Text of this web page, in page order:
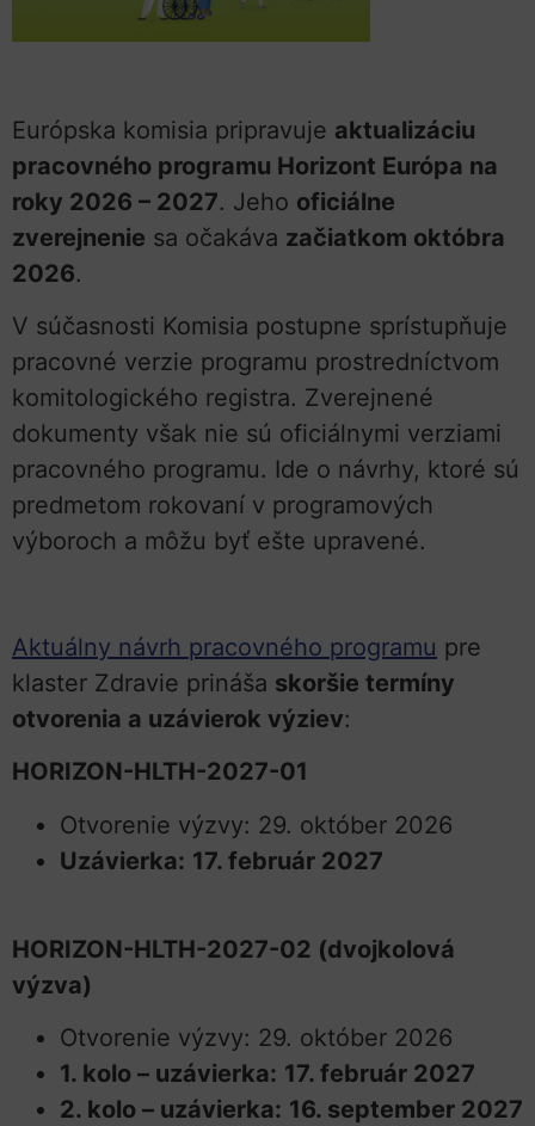
Európska komisia pripravuje aktualizáciu
pracovného programu Horizont Európa na
roky 2026 – 2027. Jeho oficiálne
zverejnenie sa očakáva začiatkom októbra
2026.
V súčasnosti Komisia postupne sprístupňuje
pracovné verzie programu prostredníctvom
komitologického registra. Zverejnené
dokumenty však nie sú oficiálnymi verziami
pracovného programu. Ide o návrhy, ktoré sú
predmetom rokovaní v programových
výboroch a môžu byť ešte upravené.
Aktuálny návrh pracovného programu pre
klaster Zdravie prináša skoršie termíny
otvorenia a uzávierok výziev:
HORIZON-HLTH-2027-01
Otvorenie výzvy: 29. október 2026
Uzávierka: 17. február 2027
HORIZON-HLTH-2027-02 (dvojkolová
výzva)
Otvorenie výzvy: 29. október 2026
1. kolo – uzávierka: 17. február 2027
2. kolo – uzávierka: 16. september 2027